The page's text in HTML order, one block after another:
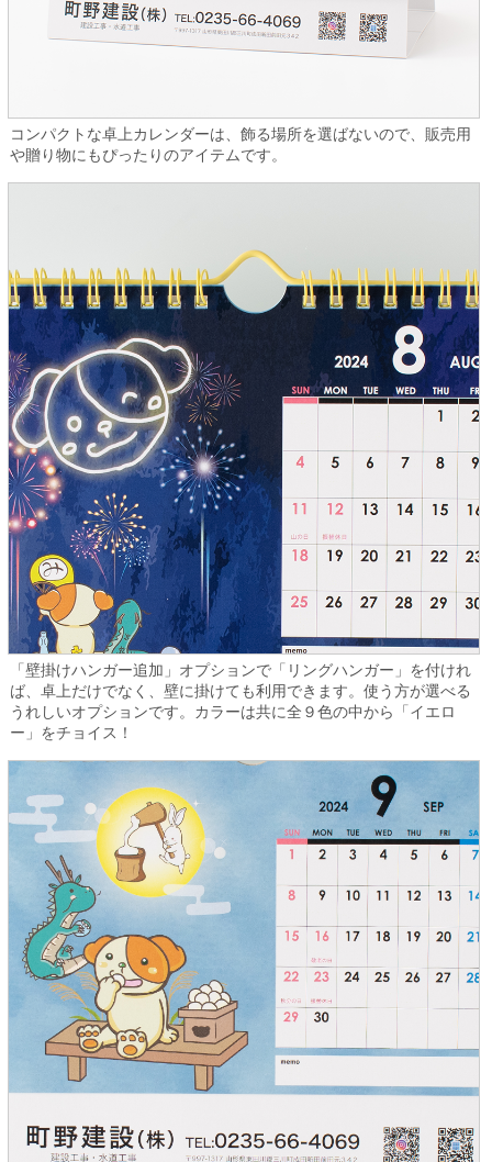
コンパクトな卓上カレンダーは、飾る場所を選ばないので、販売用
や贈り物にもぴったりのアイテムです。
「壁掛けハンガー追加」オプションで「リングハンガー」を付けれ
ば、卓上だけでなく、壁に掛けても利用できます。使う方が選べる
うれしいオプションです。カラーは共に全９色の中から「イエロ
ー」をチョイス！